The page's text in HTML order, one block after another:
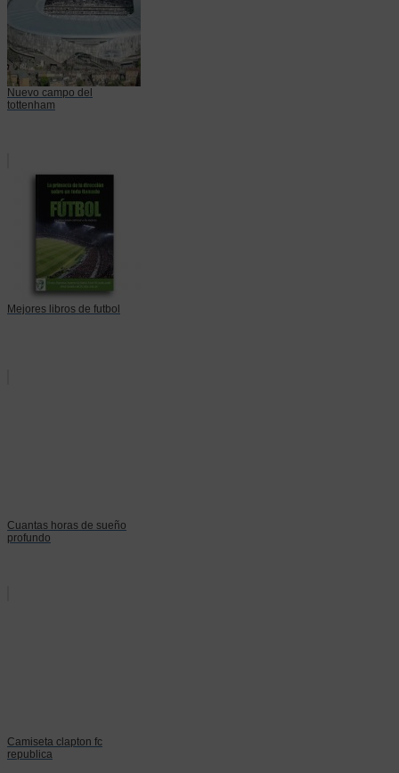
Nuevo campo del
tottenham
Mejores libros de futbol
Cuantas horas de sueño
profundo
Camiseta clapton fc
republica